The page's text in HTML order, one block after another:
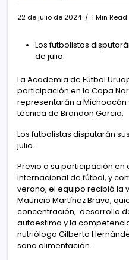
22 de julio de 2024 1 Min Read
Los futbolistas
de julio.
La Academia de Fútbol
participación en la Copa
representarán a Michoacán
técnica de Brandon Garcia.
Los futbolistas disputarán
julio.
Previo a su participación en
internacional de fútbol, y
verano, el equipo recibió la
Mauricio Martínez Bravo,
concentración, desarrollo
autoestima y la
nutriólogo Gilberto
sana alimentación.